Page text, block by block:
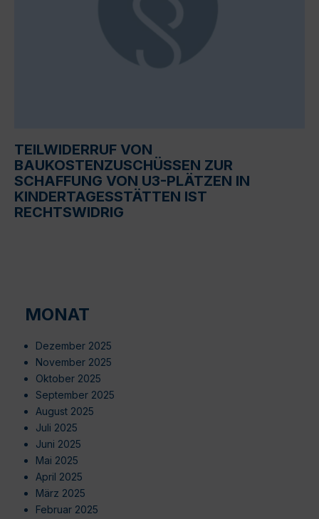
TEILWIDERRUF VON
BAUKOSTENZUSCHÜSSEN ZUR
SCHAFFUNG VON U3-PLÄTZEN IN
KINDERTAGESSTÄTTEN IST
RECHTSWIDRIG
MONAT
Dezember 2025
November 2025
Oktober 2025
September 2025
August 2025
Juli 2025
Juni 2025
Mai 2025
April 2025
März 2025
Februar 2025